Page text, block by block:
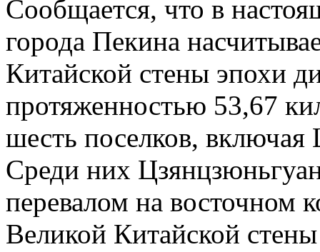
Сообщается, что в
города Пекина
Китайской стены эпохи
протяженностью 53,67
шесть поселков,
Среди них
перевалом на восточном
Великой Китайской